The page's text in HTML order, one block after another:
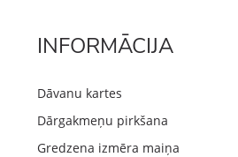
INFORMĀCIJA
Dāvanu kartes
Dārgakmeņu pirkšana
Gredzena izmēra maiņa